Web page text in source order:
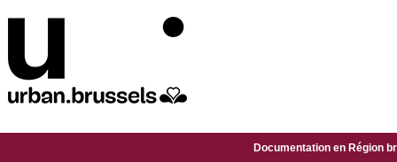
Documentation en Région